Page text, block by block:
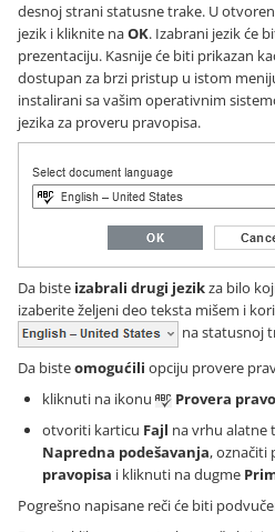
desnoj strani statusne trake. U
jezik i kliknite naOK. Izabrani jezik će
prezentaciju. Kasnije će biti prikazan
dostupan za brzi pristup u istom
instalirani sa vašim operativnim
jezika za proveru pravopisa.
Da biste izabrali drugi jezikza bilo
izaberite željeni deo teksta mišem i
na statusnoj
Da bisteomogućili opciju provere
kliknuti na ikonu
Provera
otvoriti karticu Fajl na vrhu alatne
Napredna podešavanja, označiti
pravopisa i kliknuti na dugme
Pogrešno napisane reči će biti